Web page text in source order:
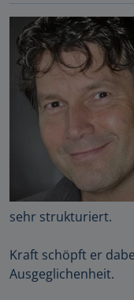
sehr strukturiert.
Kraft schöpft er
Ausgeglichenheit.